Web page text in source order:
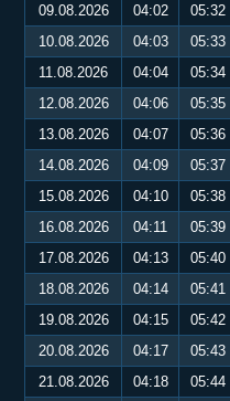
09.08.2026 04:02 05:32
10.08.2026
04:03 05:33
11.08.2026
04:04 05:34
12.08.2026
04:06 05:35
13.08.2026
04:07 05:36
14.08.2026
04:09 05:37
15.08.2026
04:10 05:38
16.08.2026
04:11 05:39
17.08.2026
04:13 05:40
18.08.2026
04:14 05:41
19.08.2026
04:15 05:42
20.08.2026
04:17 05:43
21.08.2026
04:18 05:44